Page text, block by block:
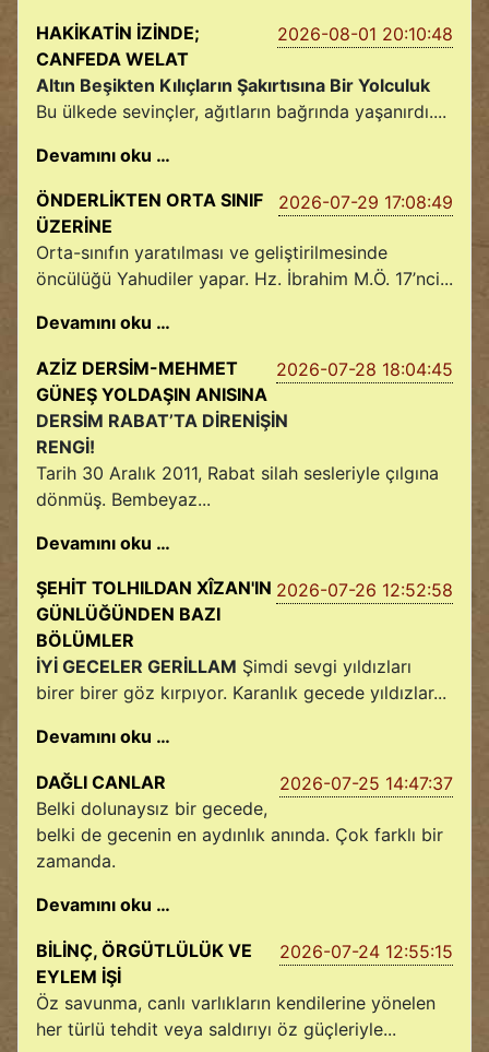
2026-08-01 20:10:48
HAKİKATİN İZİNDE;
CANFEDA WELAT
Altın Beşikten Kılıçların Şakırtısına Bir Yolculuk
Bu ülkede sevinçler, ağıtların bağrında yaşanırdı....
Devamını oku …
2026-07-29 17:08:49
ÖNDERLİKTEN ORTA SINIF
ÜZERİNE
Orta-sınıfın yaratılması ve geliştirilmesinde
öncülüğü Yahudiler yapar. Hz. İbrahim M.Ö. 17’nci...
Devamını oku …
2026-07-28 18:04:45
AZİZ DERSİM-MEHMET
GÜNEŞ YOLDAŞIN ANISINA
DERSİM RABAT’TA DİRENİŞİN
RENGİ!
Tarih 30 Aralık 2011, Rabat silah sesleriyle çılgına
dönmüş. Bembeyaz...
Devamını oku …
2026-07-26 12:52:58
ŞEHİT TOLHILDAN XÎZAN'IN
GÜNLÜĞÜNDEN BAZI
BÖLÜMLER
İYİ GECELER GERİLLAM Şimdi sevgi yıldızları
birer birer göz kırpıyor. Karanlık gecede yıldızlar...
Devamını oku …
2026-07-25 14:47:37
DAĞLI CANLAR
Belki dolunaysız bir gecede,
belki de gecenin en aydınlık anında. Çok farklı bir
zamanda.
Devamını oku …
2026-07-24 12:55:15
BİLİNÇ, ÖRGÜTLÜLÜK VE
EYLEM İŞİ
Öz savunma, canlı varlıkların kendilerine yönelen
her türlü tehdit veya saldırıyı öz güçleriyle...